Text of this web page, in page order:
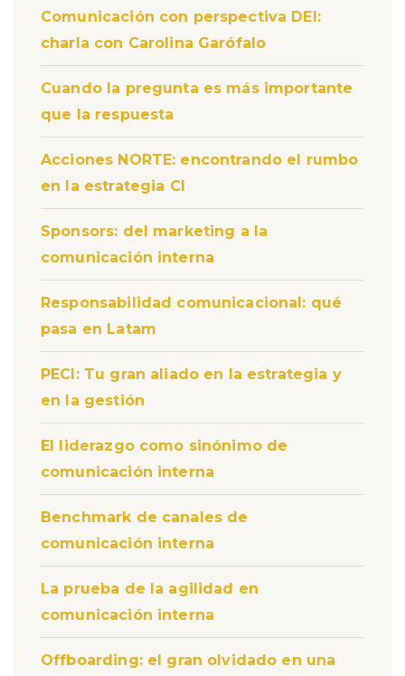
Comunicación con perspectiva DEI:
charla con Carolina Garófalo
Cuando la pregunta es más importante
que la respuesta
Acciones NORTE: encontrando el rumbo
en la estrategia CI
Sponsors: del marketing a la
comunicación interna
Responsabilidad comunicacional: qué
pasa en Latam
PECI: Tu gran aliado en la estrategia y
en la gestión
El liderazgo como sinónimo de
comunicación interna
Benchmark de canales de
comunicación interna
La prueba de la agilidad en
comunicación interna
Offboarding: el gran olvidado en una